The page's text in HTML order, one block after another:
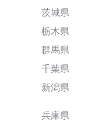
茨城県
栃木県
群馬県
千葉県
新潟県
兵庫県